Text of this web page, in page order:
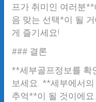
프가 취미인 여러분
음 맞는 선택*이 될
게 즐기세요!
### 결론
**세부골프정보를 확
보세요. **세부에서
추억**이 될 것이에